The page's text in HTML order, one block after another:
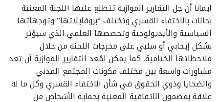
ايمانا أن جل التقارير الموازية تتطلع عليها اللجنة المعنية
بحالات بالاختفاء القسري وتختلف “بروفايلاتها” وتوجهاتها
السياسية والأيديولوجية وتخصصها العلمي الذي سيؤثر
بشكل إيجابي أو سلبي على مخرجات اللجنة من خلال
ملاحظاتها الختامية. كما يمكن لمُعد التقارير الموازية أن تعد
مشاورات واسعة بين مختلف مكونات المجتمع المدني
والضحايا وذوي الحقوق في شأن الاختفاء القسري وكل ما له
علاقة بمضمون الاتفاقية المعنية بحماية الأشخاص من